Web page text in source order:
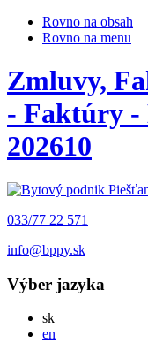
Rovno na obsah
Rovno na menu
Zmluvy,
- Faktúry
202610
033/77 22 571
info@bppy.sk
Výber jazyka
skSlovensky
en